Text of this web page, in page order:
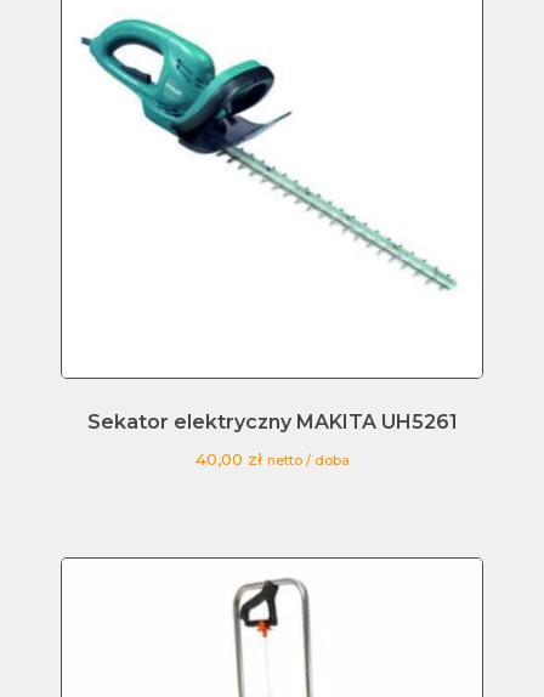
Sekator elektryczny MAKITA UH5261
40,00 zł netto / doba